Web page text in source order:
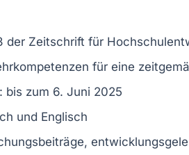
der Zeitschrift für
für eine
bis zum 6. Juni 2025
und Englisch
,